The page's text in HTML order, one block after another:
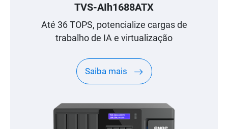
TVS-AIh1688ATX
Até 36 TOPS, potencialize cargas de
trabalho de IA e virtualização
Saiba mais